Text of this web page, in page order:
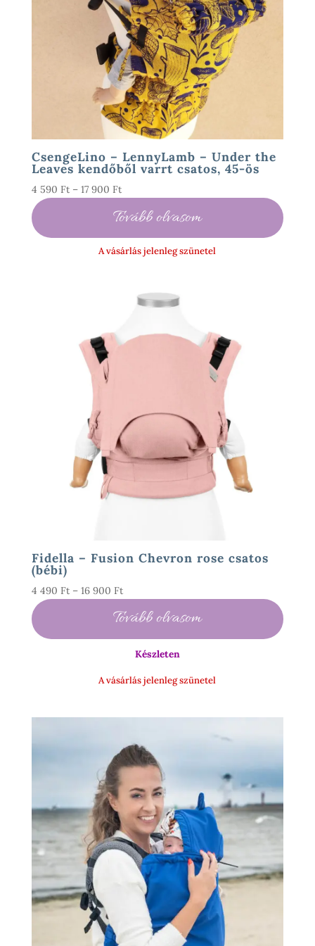
CsengeLino – LennyLamb – Under the
Leaves kendőből varrt csatos, 45-ös
4 590 Ft – 17 900 FtÁrtartomány:
590 Ft
-
17
Tovább olvasom
A vásárlás jelenleg szünetel
Fidella – Fusion Chevron rose csatos
(bébi)
4 490 Ft – 16 900 FtÁrtartomány:
490 Ft
-
Tovább olvasom
Készleten
A vásárlás jelenleg szünetel